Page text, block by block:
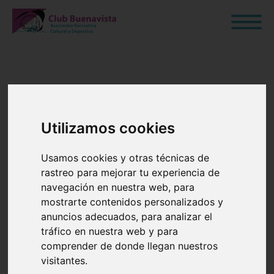
Utilizamos cookies
Usamos cookies y otras técnicas de
rastreo para mejorar tu experiencia de
navegación en nuestra web, para
mostrarte contenidos personalizados y
anuncios adecuados, para analizar el
tráfico en nuestra web y para
comprender de donde llegan nuestros
visitantes.